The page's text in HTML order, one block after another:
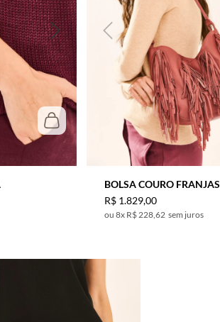
BOLSA COURO FRANJAS
R$ 1.829,00
8x R$ 228,62 sem juros